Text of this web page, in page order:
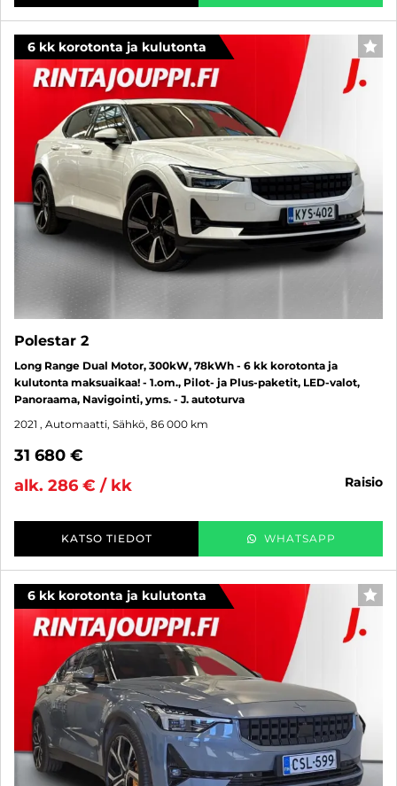
6 kk korotonta ja kulutonta
Polestar 2
Long Range Dual Motor, 300kW, 78kWh - 6 kk korotonta ja
kulutonta maksuaikaa! - 1.om., Pilot- ja Plus-paketit, LED-valot,
Panoraama, Navigointi, yms. - J. autoturva
2021 , Automaatti, Sähkö, 86 000 km
31 680 €
alk. 286 € / kk
raisio
KATSO TIEDOT WHATSAPP
6 kk korotonta ja kulutonta